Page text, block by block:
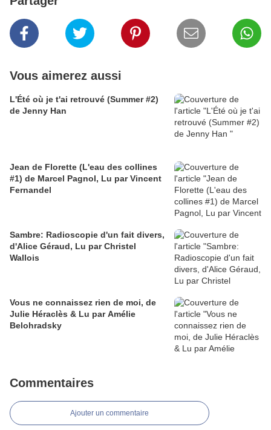
Vous aimerez aussi
L'Été où je t'ai retrouvé (Summer #2)
de Jenny Han
Jean de Florette (L'eau des collines
#1) de Marcel Pagnol, Lu par Vincent
Fernandel
Sambre: Radioscopie d'un fait divers,
d'Alice Géraud, Lu par Christel
Wallois
Vous ne connaissez rien de moi, de
Julie Héraclès & Lu par Amélie
Belohradsky
Commentaires
Ajouter un commentaire